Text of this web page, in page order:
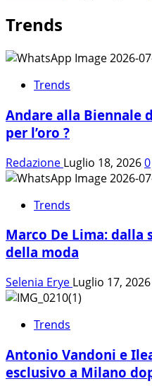
Trends
Trends
Andare alla Biennale
per l’oro ?
Redazione Luglio 18, 20260
Trends
Marco De Lima: dalla
della moda
Selenia Erye Luglio 17, 2026
Trends
Antonio Vandoni e
esclusivo a Milano